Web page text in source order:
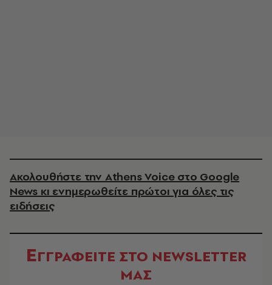
Ακολουθήστε την Athens Voice στο Google
News κι ενημερωθείτε πρώτοι για όλες τις
ειδήσεις
ΕΓΓΡΑΦΕΙΤΕ ΣΤΟ NEWSLETTER
ΜΑΣ